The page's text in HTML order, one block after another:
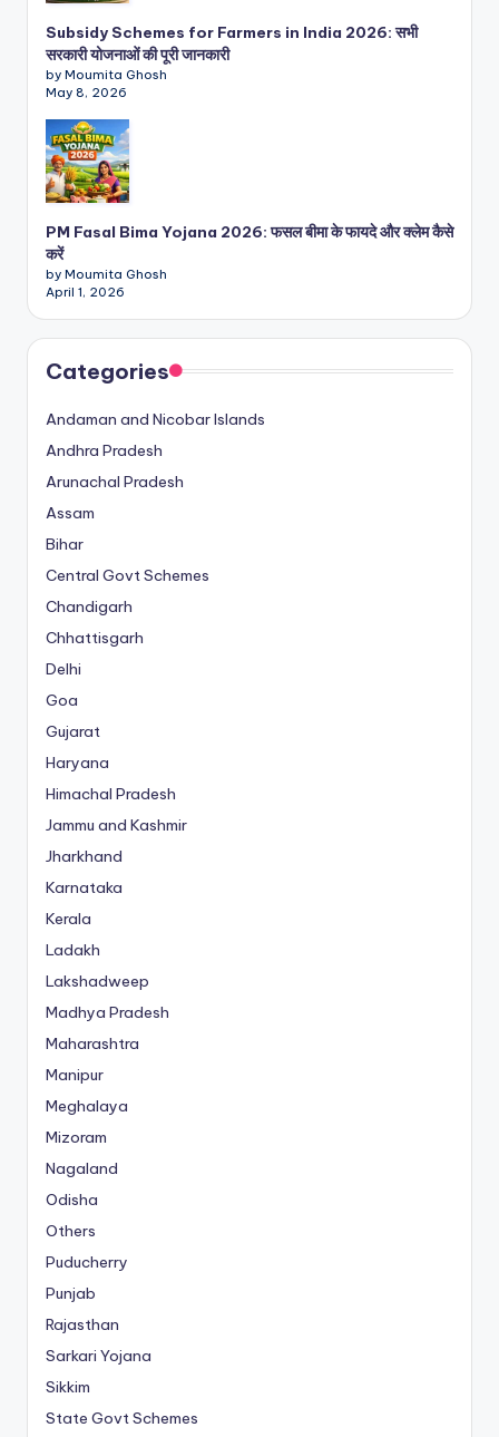
Subsidy Schemes for Farmers in India 2026: सभी
सरकारी योजनाओं की पूरी जानकारी
by Moumita Ghosh
May 8, 2026
PM Fasal Bima Yojana 2026: फसल बीमा के फायदे और क्लेम कैसे
करें
by Moumita Ghosh
April 1, 2026
Categories
Andaman and Nicobar Islands
Andhra Pradesh
Arunachal Pradesh
Assam
Bihar
Central Govt Schemes
Chandigarh
Chhattisgarh
Delhi
Goa
Gujarat
Haryana
Himachal Pradesh
Jammu and Kashmir
Jharkhand
Karnataka
Kerala
Ladakh
Lakshadweep
Madhya Pradesh
Maharashtra
Manipur
Meghalaya
Mizoram
Nagaland
Odisha
Others
Puducherry
Punjab
Rajasthan
Sarkari Yojana
Sikkim
State Govt Schemes